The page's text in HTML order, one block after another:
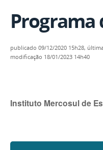
Programa
publicado 09/12/2020 15h28,
modificação 18/01/2023 14h40
Instituto Mercosul de